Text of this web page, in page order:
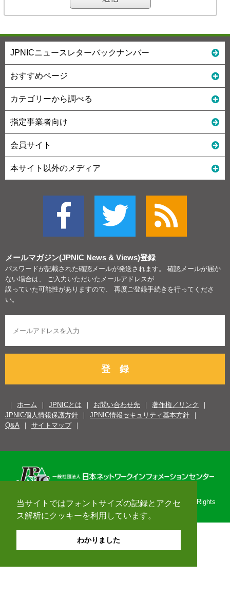
当サイトではフォントサイズの記録とアクセ
ス解析にクッキーを利用しています。
わかりました
JPNICニュースレターバックナンバー
おすすめページ
カテゴリーから調べる
指定事業者向け
会員サイト
本サイト以外のメディア
メールマガジン(JPNIC News & Views)登録
パスワードが記載された確認メールが発送されます。 確認メールが届か
ない場合は、 ご入力いただいたメールアドレスが
誤っていた可能性がありますので、 再度ご登録手続きを行ってくださ
い。
登 録
ホーム JPNICとは お問い合わせ先
著作権／リンク
JPNIC個人情報保護方針
JPNIC情報セキュリティ基本方針
Q&A
サイトマップ
Copyright© 1996-2026 Japan Network Information Center. All Rights
Reserved.